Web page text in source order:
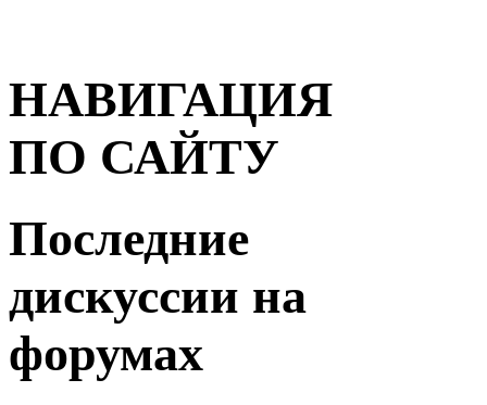
НАВИГАЦИЯ
ПО САЙТУ
Последние
дискуссии на
форумах